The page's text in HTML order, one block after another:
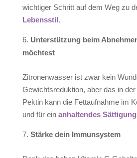
wichtiger Schritt auf dem Weg zu
Lebensstil.
Unterstützung beim
möchtest
Zitronenwasser ist zwar kein
Gewichtsreduktion, aber das in
Pektin kann die Fettaufnahme im
und für ein anhaltendes
Stärke deinImmunsystem